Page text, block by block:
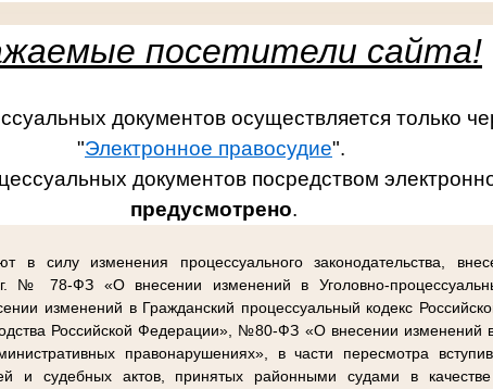
посетители сайта!
документов осуществляется только
"Электронное правосудие".
документов посредством
предусмотрено.
силу изменения процессуального законодательства,
№ 78-ФЗ «О внесении изменений в Уголовно-
изменений в Гражданский процессуальный кодекс
Российской Федерации», №80-ФЗ «О внесении изменений
правонарушениях», в части пересмотра
и судебных актов, принятых районными судами в